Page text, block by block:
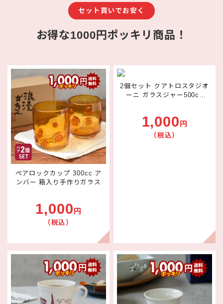
セット買いでお安く
お得な1000円ポッキリ商品！
ペアロックカップ 300cc ア
ンバー 箱入り手作りガラス
1,000 円
（税込）
2個セット クアトロスタジオ
ーニ ガラスジャー500cc
1,000 円
（税込）